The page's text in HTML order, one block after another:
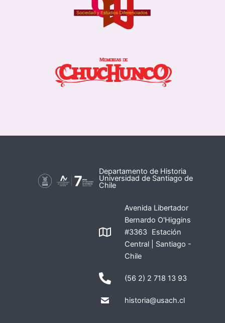
Departamento de Historia
Universidad de Santiago de
Chile
Avenida Libertador
Bernardo O'Higgins
#3363 Estación
Central | Santiago -
Chile
(56 2) 2 718 13 93
historia@usach.cl